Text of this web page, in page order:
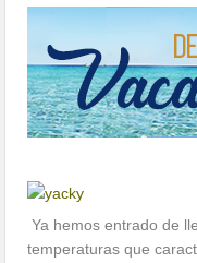
Ya hemos entrado de
temperaturas que